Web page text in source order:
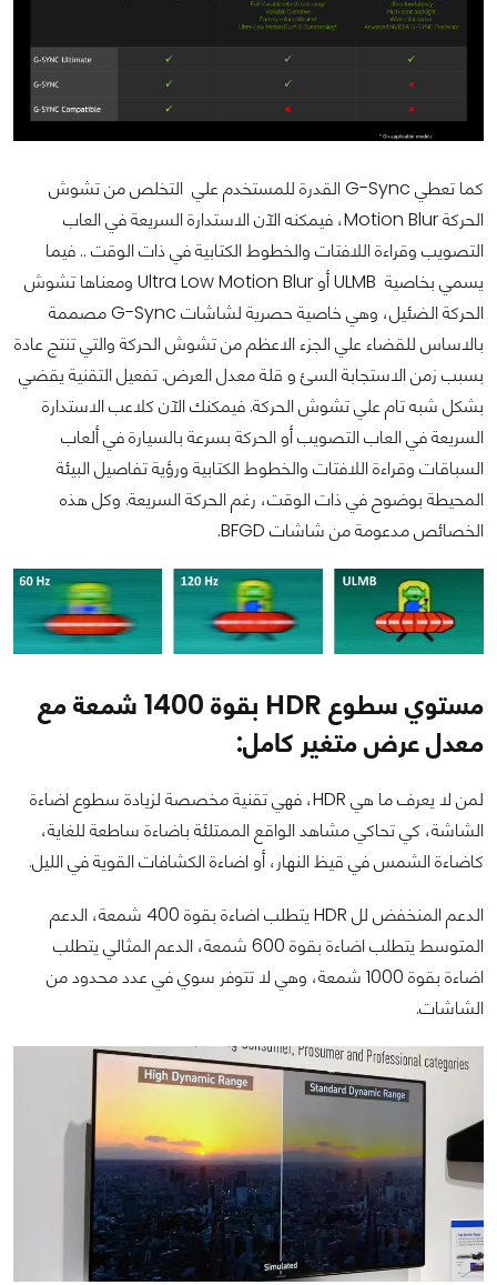
كما تعطي G-Sync القدرة للمستخدم علي التخلص من تشوش
الحركة Motion Blur، فيمكنه الآن الاستدارة السريعة في العاب
التصويب وقراءة اللافتات والخطوط الكتابية في ذات الوقت .. فيما
يسمي بخاصية ULMB أو Ultra Low Motion Blur ومعناها تشوش
الحركة الضئيل، وهي خاصية حصرية لشاشات G-Sync مصممة
بالاساس للقضاء علي الجزء الاعظم من تشوش الحركة والتي تنتج عادة
بسبب زمن الاستجابة السئ و قلة معدل العرض. تفعيل التقنية يقضي
بشكل شبه تام علي تشوش الحركة. فيمكنك الآن كلاعب الاستدارة
السريعة في العاب التصويب أو الحركة بسرعة بالسيارة في ألعاب
السباقات وقراءة اللافتات والخطوط الكتابية ورؤية تفاصيل البيئة
المحيطة بوضوح في ذات الوقت، رغم الحركة السريعة. وكل هذه
الخصائص مدعومة من شاشات BFGD.
مستوي سطوع HDR بقوة 1400 شمعة مع
معدل عرض متغير كامل:
لمن لا يعرف ما هي HDR، فهي تقنية مخصصة لزيادة سطوع اضاءة
الشاشة، كي تحاكي مشاهد الواقع الممتلئة باضاءة ساطعة للغاية،
كاضاءة الشمس في قيظ النهار، أو اضاءة الكشافات القوية في الليل.
الدعم المنخفض لل HDR يتطلب اضاءة بقوة 400 شمعة، الدعم
المتوسط يتطلب اضاءة بقوة 600 شمعة، الدعم المثالي يتطلب
اضاءة بقوة 1000 شمعة، وهي لا تتوفر سوي في عدد محدود من
الشاشات.